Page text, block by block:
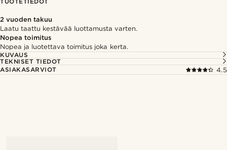
2 vuoden takuu
Laatu taattu kestävää luottamusta varten.
Nopea toimitus
Nopea ja luotettava toimitus joka kerta.
KUVAUS
TEKNISET TIEDOT
ASIAKASARVIOT
4.5